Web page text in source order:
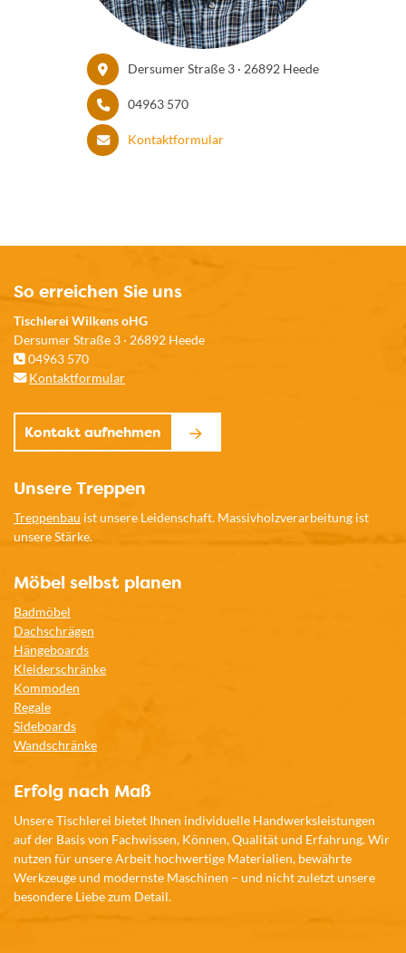
Dersumer Straße 3 · 26892 Heede
04963 570
Kontaktformular
So erreichen Sie uns
Tischlerei Wilkens oHG
Dersumer Straße 3 · 26892 Heede
04963 570
Kontaktformular
Kontakt aufnehmen
Unsere Treppen
Treppenbau ist unsere Leidenschaft. Massivholzverarbeitung ist
unsere Stärke.
Möbel selbst planen
Badmöbel
Dachschrägen
Hängeboards
Kleiderschränke
Kommoden
Regale
Sideboards
Wandschränke
Erfolg nach Maß
Unsere Tischlerei bietet Ihnen individuelle Handwerksleistungen
auf der Basis von Fachwissen, Können, Qualität und Erfahrung. Wir
nutzen für unsere Arbeit hochwertige Materialien, bewährte
Werkzeuge und modernste Maschinen – und nicht zuletzt unsere
besondere Liebe zum Detail.